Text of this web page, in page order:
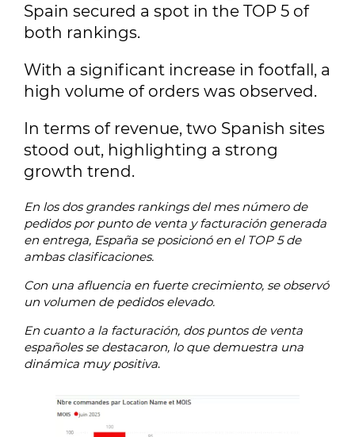
Spain secured a spot in the TOP 5 of
both rankings.
With a significant increase in footfall, a
high volume of orders was observed.
In terms of revenue, two Spanish sites
stood out, highlighting a strong
growth trend.
En los dos grandes rankings del mes número de
pedidos por punto de venta y facturación generada
en entrega, España se posicionó en el TOP 5 de
ambas clasificaciones.
Con una afluencia en fuerte crecimiento, se observó
un volumen de pedidos elevado.
En cuanto a la facturación, dos puntos de venta
españoles se destacaron, lo que demuestra una
dinámica muy positiva.